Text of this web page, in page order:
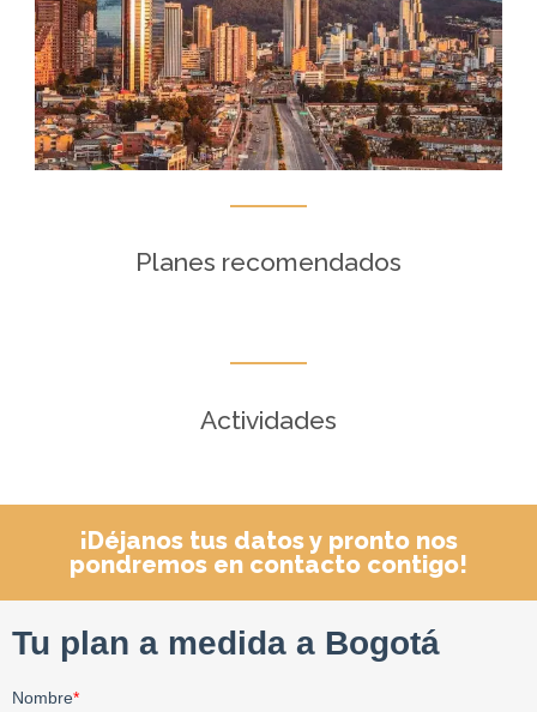
Planes recomendados
Actividades
¡Déjanos tus datos y pronto nos
pondremos en contacto contigo!​